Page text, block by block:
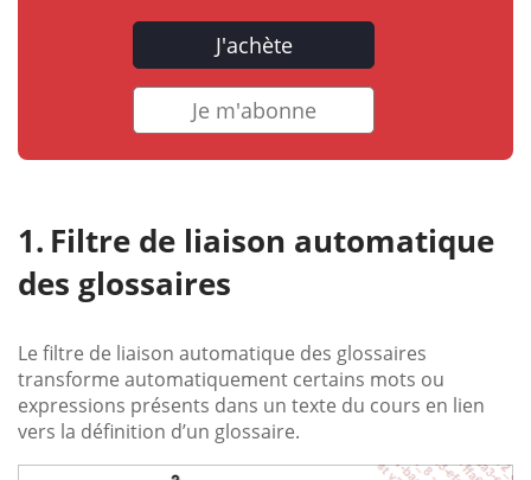
J'achète
Je m'abonne
Filtre de liaison automatique
des glossaires
Le filtre de liaison automatique des glossaires
transforme automatiquement certains mots ou
expressions présents dans un texte du cours en lien
vers la définition d’un glossaire.